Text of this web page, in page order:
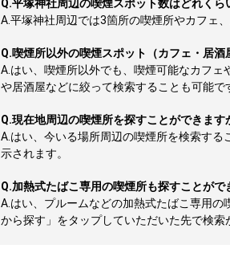
Q.平塚神社周辺の喫煙スポット数はどれくら
A.平塚神社周辺では3箇所の喫煙所やカフェ
Q.喫煙所以外の喫煙スポット（カフェ・居
A. はい、喫煙所以外でも、喫煙可能なカフ
や居酒屋などに絞って検索することも可能で
Q.現在地周辺の喫煙所を探すことができます
A. はい、今いる場所周辺の喫煙所を検索す
示されます。
Q.加熱式たばこ専用の喫煙所も探すことがで
A. はい、プルームなどの加熱式たばこ専用
から探す」をタップしていただいた先で検索